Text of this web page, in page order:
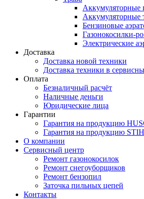
Аккумуляторные
Аккумуляторные
Бензиновые
Газонокосилки-
Электрические
Доставка
Доставка новой техники
Доставка техники в
Оплата
Безналичный расчёт
Наличные деньги
Юридические лица
Гарантии
Гарантия на продукцию
Гарантия на продукцию
О компании
Сервисный центр
Ремонт газонокосилок
Ремонт снегоуборщиков
Ремонт бензопил
Заточка пильных цепей
Контакты